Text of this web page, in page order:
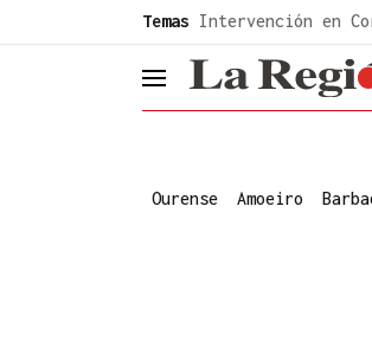
Temas Intervención en
header.menu.open
Ourense Amoeiro